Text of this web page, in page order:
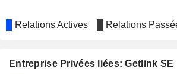
Relations Actives Relations
Entreprise Privées liées: Getlink SE